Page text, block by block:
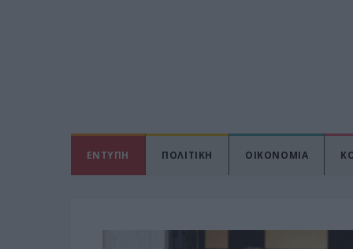
ΕΝΤΥΠΗ ΠΟΛΙΤΙΚΗ ΟΙΚΟΝΟΜΙΑ